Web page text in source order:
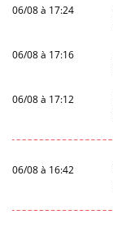
06/08 à 17:24
06/08 à 17:16
06/08 à 17:12
06/08 à 16:42